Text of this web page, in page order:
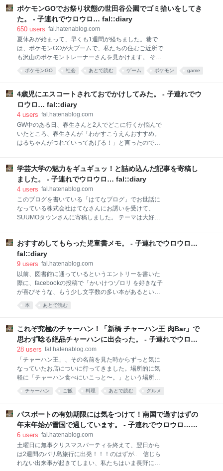
た。 そして、一晩必死に検討して、決めた場所は式根
島！昨年訪れた与論島のように小さくて、これといっ
て何もなさそうな場所を選んでみ
した。プレーパークのスタッフの方の話によると、た
くさんの方がゴミ拾いに訪れてくださっているそうで
す。嬉しすぎて、涙が出そうになりました。 そのおか
げで、今日はゴミ拾いの作業を短時間で終えることが
でき、プレーパークで子供たちと遊ぶ時間を取ること
ができました。あのゴミ拾いをしていた男の子のうち
した。 ゴミ拾いをしてくださったみなさま、温かいコ
います！ ▼前回の記事をニュースサイトに転載してい
ただきました。どうもありがとうございました！
www.itmedia.
ポケモンGOでお祭り状態の世田谷公園でゴミ拾いをしてき
た。 - 子連れでウロウロ… fal::diary
650 users fal.hatenablog.com
夏休みが始まって、早くも1週間が経ちました。巷で
は、ポケモンGOが大ブームで、私たちの住むご近所で
も沢山のポケモントレーナーさんを見かけます。 そん
な中、一際賑わっているのが世田谷公園です。ここ
は、レアキャラのミニリュウが大量発生しているとの
りました。まるでお祭りのようです。大好きな公園が
賑わっているのは喜ばしいことだけど、戸惑ってしま
うようなことも多くあります。 子供たちのための遊具
いることが多く、大人がいなくなるのを子供が待って
いるというおかしな光景が目につきました。健気に順
番を待っている子供たちの様子を見ては胸が痛みまし
プレーパークエリアもこんな感じになっています。プ
レーパークのシンボル的存在であるログハウスの屋根
の上に登って撮影してみまし
ポケモンGO 社会 あとで読む ゲーム ポケモン game
4歳児にエスコートされておでかけしてみた。 - 子連れでウ
ロウロ… fal::diary
4 users fal.hatenablog.com
GW中のある日、春生さんと2人でどこに行くか悩んで
いたところ、春生さんが「わかすこうえんおすすめ。
はるちゃんがつれていってあげる！」と言ったので、
の近くからバスに乗って渋谷駅に到着。「バスにのっ
て、でんしゃにのって、またバスにのったらつくんだ
よ！かんたん、かんたん。」と春生さんは自信満々の
様子です。ここまでの道のりは渋谷行きのバスに乗れ
ばいいだけなので簡単です。問題はここからだ！ 渋谷
駅前で春生さんは改札のある方を指差して、「あそこ
りにさっさと歩いていました。 ホームに到着。緑のラ
イン（埼京線）に乗るのも新木場で降りるのもわかっ
ていたのでなんとか着きそう‥かな。ちょっと不安だっ
たので、どこで電車を降り
学芸大学の魅力をギュギュッ！と詰め込んだ記事を寄稿し
ました。 - 子連れでウロウロ… fal::diary
4 users fal.hatenablog.com
このブログを書いている「はてなブログ」でお世話に
なっている株式会社はてなさんにお誘いを受けて、
SUUMOタウンさんに寄稿しました。 テーマは大好き
り‥ 何度も「もう無理ー！」と弱音を吐いていまし
た。そんな時には、はてなの担当者さんが言ってくれ
た「ふぁるさんらしさを優先してください！」という
言葉を思い出して、なんとかいつもの調子を取り戻し
ていました。編集担当のみなさんのおかげで、私が書
いたとは思えないような読みやすい記事に仕上げてい
原稿を書いている間にも何度か学芸大学を訪れまし
園ののんびりした雰囲気を満喫してきました。やっぱ
り学大は落ち着くなー！そんなわけで、ぜひとも読ん
でいただけると幸いです
おすすめしてもらった児童書メモ。 - 子連れでウロウロ…
fal::diary
9 users fal.hatenablog.com
以前、図書館に通っているというエントリーを書いた
際に、facebookの投稿で「かいけつゾロリ を好きな子
が喜びそうな、もう少し文字数の多い本があるといい
なぁ。おすすめがあれば教えてください！」と書いて
みたところ、沢山おすすめしてもらうことができまし
さんから教えてもらった情報がとても役に立ちまし
た！夏生さんにも「○○さんが子どもの頃に読んでた本
なんだって！」と話すと、「へー！読んでみたい！」
がおすすめしてくれた、「きょうりゅうが図書館にや
ってきた」とみのりちゃんとさちこさんがおすすめし
てくれた、「こまったさんシリーズ」の「こまったさ
んのサンドイッチ」です。 ▼きょうりゅうが図書館に
本 あとで読む
これぞ究極のチャーハン！「新橋 チャーハン王 肉Bar」で
思わず唸る絶品チャーハンに出会った。 - 子連れでウロウ
ロ… fal::diary
28 users fal.hatenablog.com
「チャーハン王」、その名前を見た時からずっと気に
なっていたお店についに行ってきました。場所的に気
軽に「チャーハン食べにいこっと〜。」という場所で
はなかったので、誘ってくれた友人に感謝です。 場所
は虎ノ門駅から徒歩2分ほどのところにある霞ヶ関ビ
てしまいそうな場所にあるのですが、無事に1階に辿
り着ければもう大丈夫！この大きなのれんが目印で
す。 まずは飲み物から！とメニューを渡されたところ
メガジョッキ」です。どれくらい大きなものか見てみ
たいけど、あまりお酒の飲めない私は頼むことができ
ず、誰かが頼んでくれることに期待しました。 期待通
チャーハン ご飯 料理 あとで読む グルメ
パスポートの有効期限には気をつけて！南国で過すはずの
年末年始が雪国で過しています。 - 子連れでウロウロ…
fal::diary
6 users fal.hatenablog.com
土曜日に無事クリスマスパーティを終えて、翌日から
は2週間のバリ島旅行に出発！！！のはずが‥ 信じら
れない出来事が起きてしまい、私たちはいま長野にい